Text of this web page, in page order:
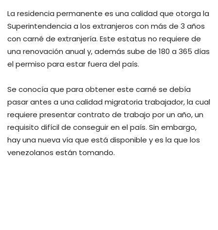
La residencia permanente es una calidad que otorga la
Superintendencia a los extranjeros con más de 3 años
con carné de extranjería. Este estatus no requiere de
una renovación anual y, además sube de 180 a 365 días
el permiso para estar fuera del país.
Se conocía que para obtener este carné se debía
pasar antes a una calidad migratoria trabajador, la cual
requiere presentar contrato de trabajo por un año, un
requisito difícil de conseguir en el país. Sin embargo,
hay una nueva vía que está disponible y es la que los
venezolanos están tomando.